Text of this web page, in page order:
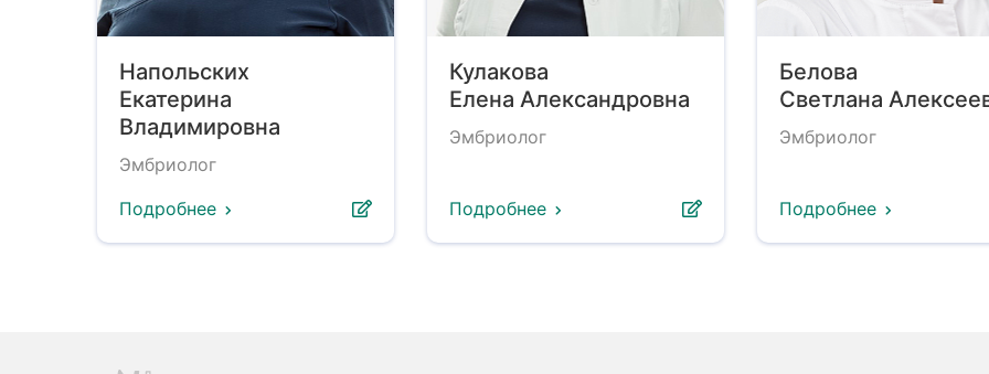
Напольских
Екатерина
Владимировна
Эмбриолог
Подробнее
Кулакова
Елена Александровна
Эмбриолог
Подробнее
Белова
Светлана
Эмбриолог
Подробнее